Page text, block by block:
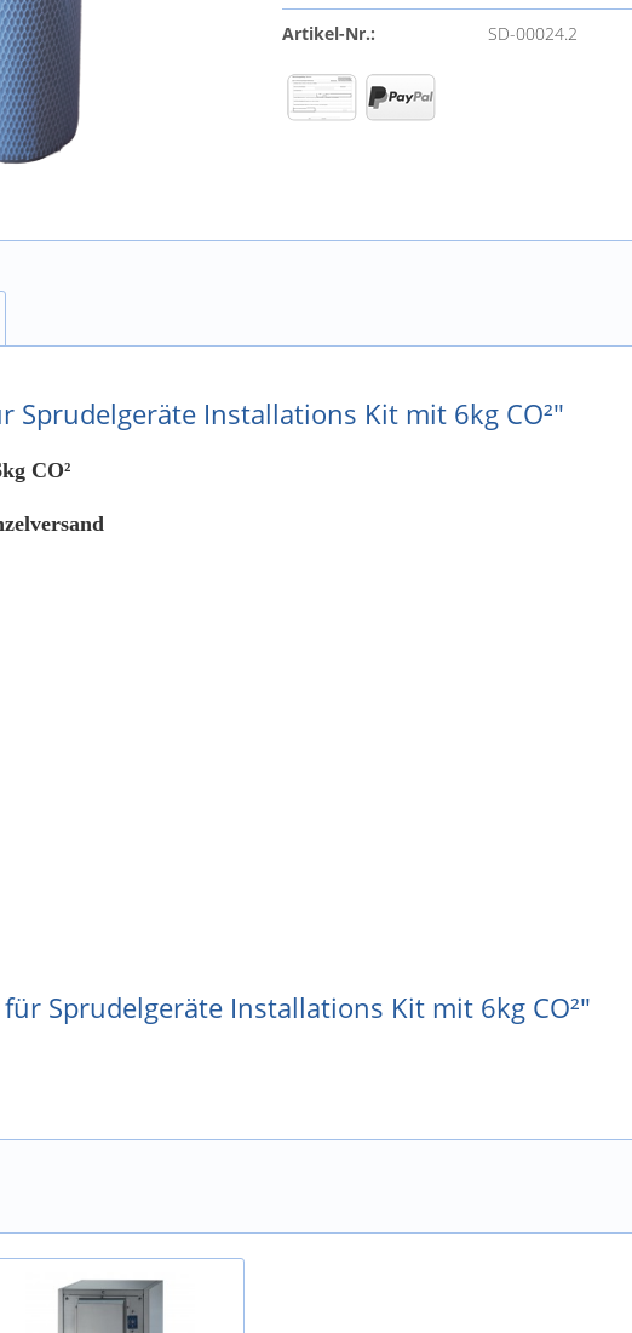
Artikel-Nr.: SD-00024.2
Installations Kit mit 6kg CO²"
CO²
Sprudelgeräte Installations Kit mit 6kg CO²"